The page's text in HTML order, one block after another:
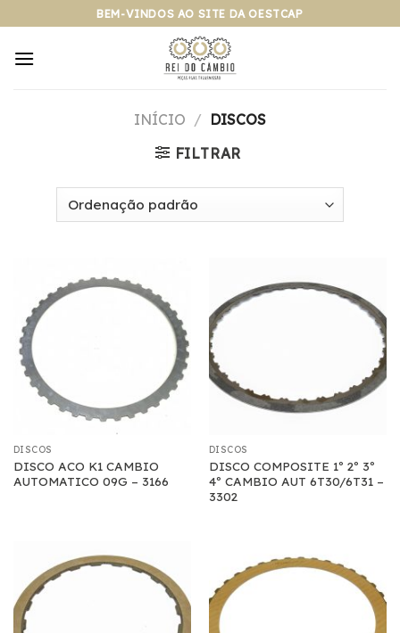
para
BEM-VINDOS AO SITE DA OESTCAP
INÍCIO / DISCOS
FILTRAR
DISCOS
DISCO ACO K1 CAMBIO
AUTOMATICO 09G – 3166
DISCOS
DISCO COMPOSITE 1º 2º 3º
4º CAMBIO AUT 6T30/6T31 –
3302